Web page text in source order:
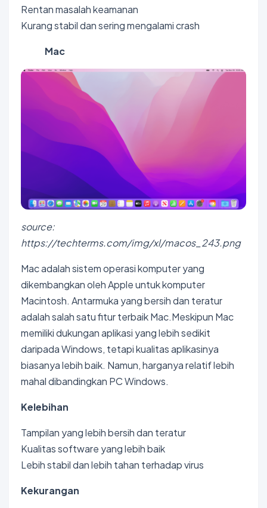
Rentan masalah keamanan
Kurang stabil dan sering mengalami crash
Mac
source:
https://techterms.com/img/xl/macos_243.png
Mac adalah sistem operasi komputer yang
dikembangkan oleh Apple untuk komputer
Macintosh. Antarmuka yang bersih dan teratur
adalah salah satu fitur terbaik Mac.Meskipun Mac
memiliki dukungan aplikasi yang lebih sedikit
daripada Windows, tetapi kualitas aplikasinya
biasanya lebih baik. Namun, harganya relatif lebih
mahal dibandingkan PC Windows.
Kelebihan
Tampilan yang lebih bersih dan teratur
Kualitas software yang lebih baik
Lebih stabil dan lebih tahan terhadap virus
Kekurangan